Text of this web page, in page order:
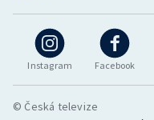
Instagram Facebook
© Česká televize